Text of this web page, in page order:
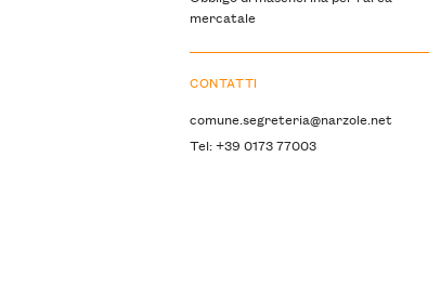
mercatale
CONTATTI
comune.segreteria@narzole.net
Tel: +39 0173 77003